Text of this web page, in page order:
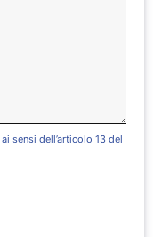
sensi dell’articolo 13 del